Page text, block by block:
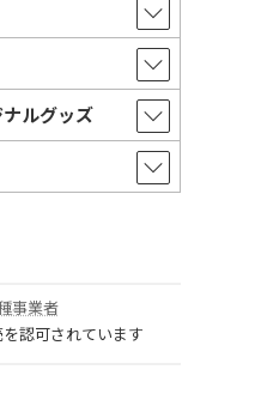
ルグッズ
事業者
認可されています